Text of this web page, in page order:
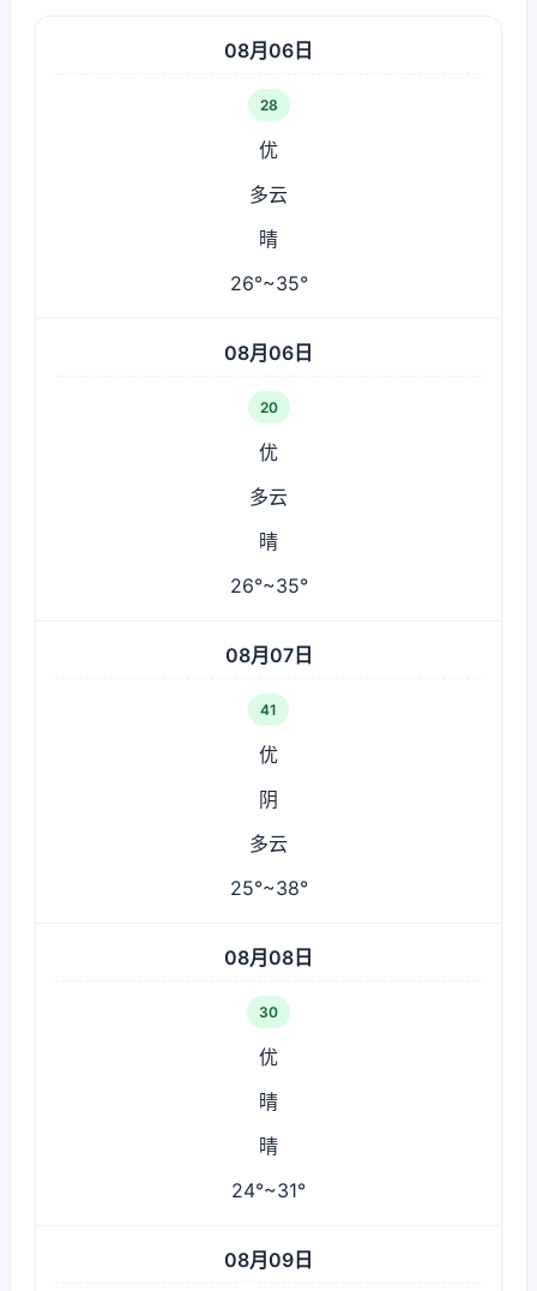
08月06日
28
优
多云
晴
26°~35°
08月06日
20
优
多云
晴
26°~35°
08月07日
41
优
阴
多云
25°~38°
08月08日
30
优
晴
晴
24°~31°
08月09日